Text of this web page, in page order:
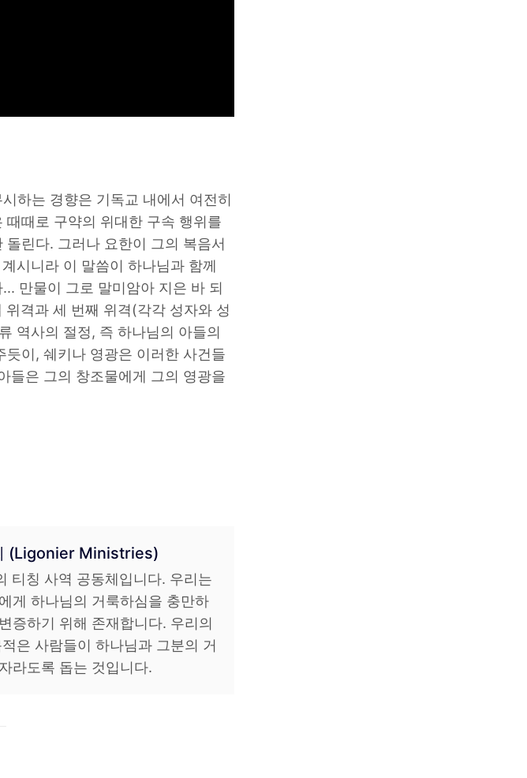
하는 경향은 기독교 내에서 여전히
때로 구약의 위대한 구속 행위를
린다. 그러나 요한이 그의 복음서
시니라 이 말씀이 하나님과 함께
만물이 그로 말미암아 지은 바 되
격과 세 번째 위격(각각 성자와 성
역사의 절정, 즉 하나님의 아들의
이, 쉐키나 영광은 이러한 사건들
들은 그의 창조물에게 그의 영광을
(Ligonier Ministries)
티칭 사역 공동체입니다. 우리는
게 하나님의 거룩하심을 충만하
증하기 위해 존재합니다. 우리의
은 사람들이 하나님과 그분의 거
라도록 돕는 것입니다.